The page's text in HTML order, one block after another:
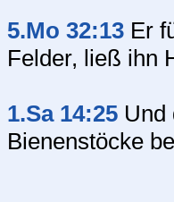
5.Mo 32:13 Er
Felder, ließ ihn
1.Sa 14:25 Und
Bienenstöcke